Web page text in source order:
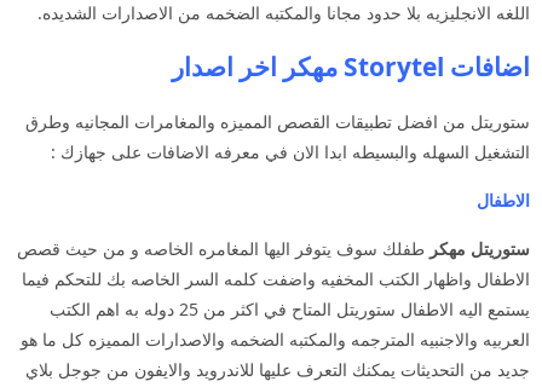
اللغه الانجليزيه بلا حدود مجانا والمكتبه الضخمه من الاصدارات الشديده.
اضافات Storytel مهكر اخر اصدار
ستوريتل من افضل تطبيقات القصص المميزه والمغامرات المجانيه وطرق
التشغيل السهله والبسيطه ابدا الان في معرفه الاضافات على جهازك :
الاطفال
ستوريتل مهكر طفلك سوف يتوفر اليها المغامره الخاصه و من حيث قصص
الاطفال واظهار الكتب المخفيه واضفت كلمه السر الخاصه بك للتحكم فيما
يستمع اليه الاطفال ستوريتل المتاح في اكثر من 25 دوله به اهم الكتب
العربيه والاجنبيه المترجمه والمكتبه الضخمه والاصدارات المميزه كل ما هو
جديد من التحديثات يمكنك التعرف عليها للاندرويد والايفون من جوجل بلاي